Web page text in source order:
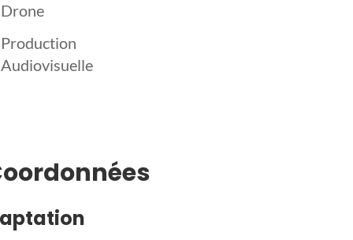
Drone
Production
Audiovisuelle